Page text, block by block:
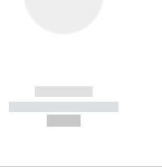
------------
----------- -----------